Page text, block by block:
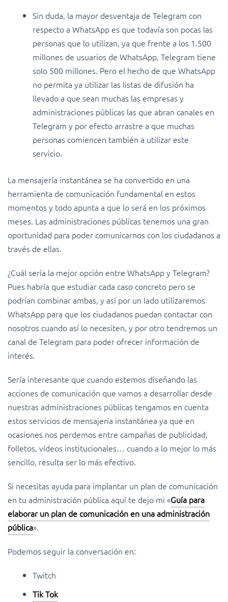
Sin duda, la mayor desventaja de Telegram con
respecto a WhatsApp es que todavía son pocas las
personas que lo utilizan, ya que frente a los 1.500
millones de usuarios de WhatsApp, Telegram tiene
solo 500 millones. Pero el hecho de que WhatsApp
no permita ya utilizar las listas de difusión ha
llevado a que sean muchas las empresas y
administraciones públicas las que abran canales en
Telegram y por efecto arrastre a que muchas
personas comiencen también a utilizar este
servicio.
La mensajería instantánea se ha convertido en una
herramienta de comunicación fundamental en estos
momentos y todo apunta a que lo será en los próximos
meses. Las administraciones públicas tenemos una gran
oportunidad para poder comunicarnos con los ciudadanos a
través de ellas.
¿Cuál sería la mejor opción entre WhatsApp y Telegram?
Pues habría que estudiar cada caso concreto pero se
podrían combinar ambas, y así por un lado utilizaremos
WhatsApp para que los ciudadanos puedan contactar con
nosotros cuando así lo necesiten, y por otro tendremos un
canal de Telegram para poder ofrecer información de
interés.
Sería interesante que cuando estemos diseñando las
acciones de comunicación que vamos a desarrollar desde
nuestras administraciones públicas tengamos en cuenta
estos servicios de mensajería instantánea ya que en
ocasiones nos perdemos entre campañas de publicidad,
folletos, vídeos institucionales… cuando a lo mejor lo más
sencillo, resulta ser lo más efectivo.
Si necesitas ayuda para implantar un plan de comunicación
en tu administración pública aquí te dejo mi «Guía para
elaborar un plan de comunicación en una administración
pública».
Podemos seguir la conversación en:
Twitch
Tik Tok